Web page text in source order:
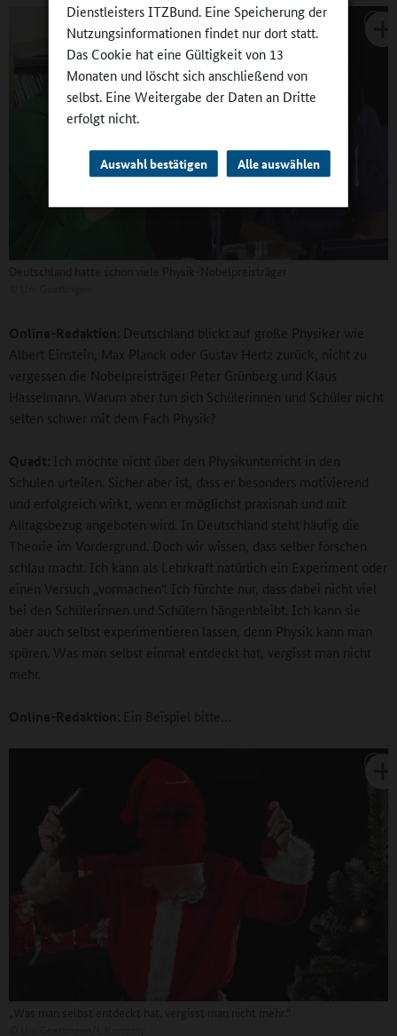
Dienstleisters ITZBund. Eine Speicherung der
Nutzungsinformationen findet nur dort statt.
Das Cookie hat eine Gültigkeit von 13
Monaten und löscht sich anschließend von
selbst. Eine Weitergabe der Daten an Dritte
erfolgt nicht.
Auswahl bestätigen Alle auswählen
Online-Redaktion: Deutschland blickt auf große Physiker wie
Albert Einstein, Max Planck oder Gustav Hertz zurück, nicht zu
vergessen die Nobelpreisträger Peter Grünberg und Klaus
Hasselmann. Warum aber tun sich Schülerinnen und Schüler nicht
selten schwer mit dem Fach Physik?
Quadt: Ich möchte nicht über den Physikunterricht in den
Schulen urteilen. Sicher aber ist, dass er besonders motivierend
und erfolgreich wirkt, wenn er möglichst praxisnah und mit
Alltagsbezug angeboten wird. In Deutschland steht häufig die
Theorie im Vordergrund. Doch wir wissen, dass selber forschen
schlau macht. Ich kann als Lehrkraft natürlich ein Experiment oder
einen Versuch „vormachen“. Ich fürchte nur, dass dabei nicht viel
bei den Schülerinnen und Schülern hängenbleibt. Ich kann sie
aber auch selbst experimentieren lassen, denn Physik kann man
spüren. Was man selbst einmal entdeckt hat, vergisst man nicht
mehr.
Online-Redaktion: Ein Beispiel bitte…